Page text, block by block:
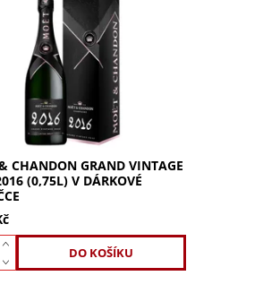
bouři – Moët & Chandon
Vintage Rosé 2016 je již 46.
ročníkem od založení domu
1743. V dárkovém balení v...
CHANDON GRAND VINTAGE
(0,75L) V DÁRKOVÉ